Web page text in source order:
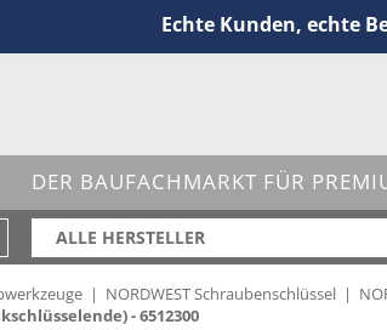
Echte Kunden, echte
DER BAUFACHMARKT FÜR
ALLE HERSTELLER
| NORDWEST Schraubenschlüssel |
- 6512300